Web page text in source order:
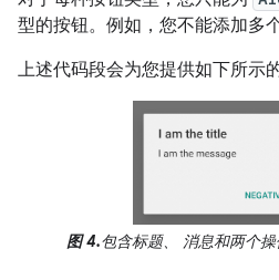
型的按钮。例如，您不能添加多
上述代码段会为您提供如下所示
图 4.包含标题、 消息和两个操